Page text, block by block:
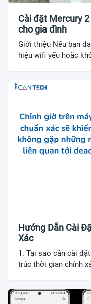
Cài đặt Mercury
cho gia đình
Giới thiệu Nếu bạn
hiệu wifi yếu hoặc
Hướng Dẫn Cài
Xác
1. Tại sao cần cài
trúc thời gian chính